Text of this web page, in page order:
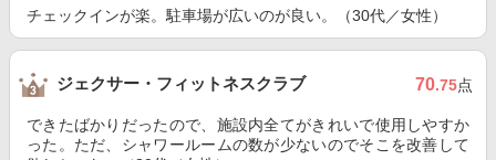
チェックインが楽。駐車場が広いのが良い。（30代／女性）
ジェクサー・フィットネスクラブ 70.75点
できたばかりだったので、施設内全てがきれいで使用しやすか
った。ただ、シャワールームの数が少ないのでそこを改善して